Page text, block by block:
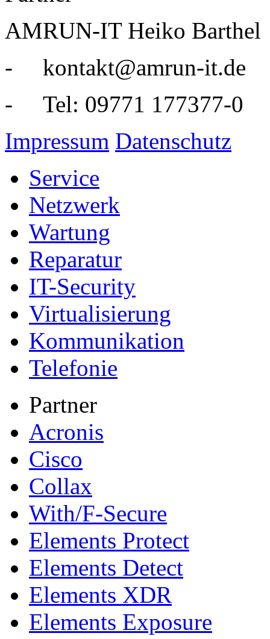
AMRUN-IT Heiko Barthel
- kontakt@amrun-it.de
- Tel: 09771 177377-0
Impressum Datenschutz
Service
Netzwerk
Wartung
Reparatur
IT-Security
Virtualisierung
Kommunikation
Telefonie
Partner
Acronis
Cisco
Collax
With/F-Secure
Elements Protect
Elements Detect
Elements XDR
Elements Exposure